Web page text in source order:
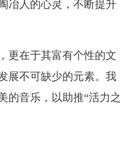
冶人的心灵，不断提升
在于其富有个性的文
展不可缺少的元素。我
的音乐，以助推“活力之